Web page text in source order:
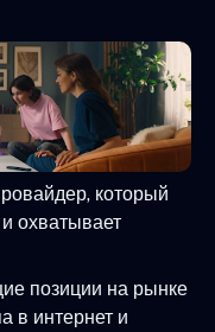
который
и охватывает
позиции на рынке
в интернет и